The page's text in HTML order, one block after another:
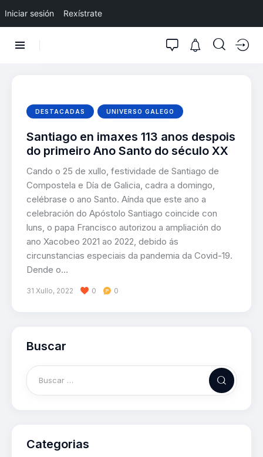
Iniciar sesión Rexístrate
DESTACADAS UNIVERSO GALEGO
Santiago en imaxes 113 anos despois
do primeiro Ano Santo do século XX
Cando o 25 de xullo, festividade de Santiago de
Compostela e Día de Galicia, cadra a domingo,
celébrase o ano Santo. Aínda que este ano a
celebración do Apóstolo Santiago coincide con
luns, o papa Francisco autorizou a ampliación do
ano Xacobeo 2021 ao 2022, debido ás
circunstancias especiais da pandemia da Covid-19.
Dende o…
31 Xullo, 2022 0 0
Buscar
Categorias